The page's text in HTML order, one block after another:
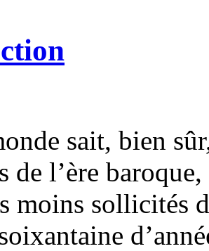
sait, bien
de l’ère
moins sollicités